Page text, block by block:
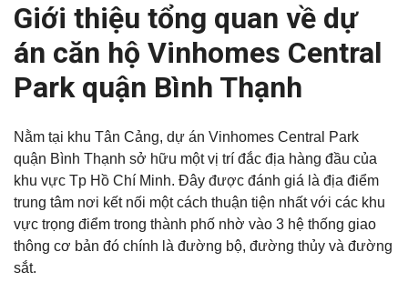
Giới thiệu tổng quan về dự
án căn hộ Vinhomes Central
Park quận Bình Thạnh
Nằm tại khu Tân Cảng, dự án Vinhomes Central Park
quận Bình Thạnh sở hữu một vị trí đắc địa hàng đầu của
khu vực Tp Hồ Chí Minh. Đây được đánh giá là địa điểm
trung tâm nơi kết nối một cách thuận tiện nhất với các khu
vực trọng điểm trong thành phố nhờ vào 3 hệ thống giao
thông cơ bản đó chính là đường bộ, đường thủy và đường
sắt.